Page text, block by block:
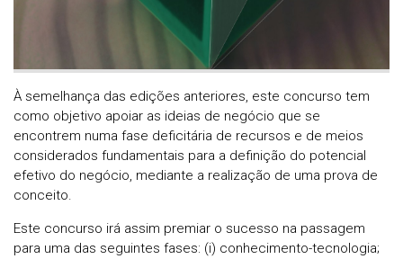
À semelhança das edições anteriores, este concurso tem
como objetivo apoiar as ideias de negócio que se
encontrem numa fase deficitária de recursos e de meios
considerados fundamentais para a definição do potencial
efetivo do negócio, mediante a realização de uma prova de
conceito.
Este concurso irá assim premiar o sucesso na passagem
para uma das seguintes fases: (i) conhecimento-tecnologia;